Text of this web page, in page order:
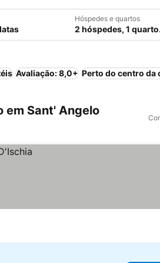
Hóspedes e quartos
2 hóspedes, 1 quarto.
Avaliação: 8,0+ Perto do centro da
em Sant' Angelo